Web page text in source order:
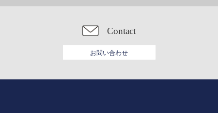
Contact
お問い合わせ